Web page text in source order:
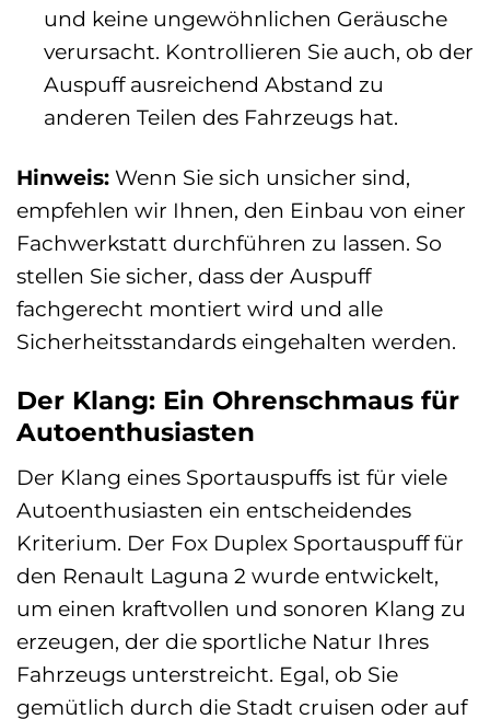
und keine ungewöhnlichen Geräusche
verursacht. Kontrollieren Sie auch, ob der
Auspuff ausreichend Abstand zu
anderen Teilen des Fahrzeugs hat.
Hinweis: Wenn Sie sich unsicher sind,
empfehlen wir Ihnen, den Einbau von einer
Fachwerkstatt durchführen zu lassen. So
stellen Sie sicher, dass der Auspuff
fachgerecht montiert wird und alle
Sicherheitsstandards eingehalten werden.
Der Klang: Ein Ohrenschmaus für
Autoenthusiasten
Der Klang eines Sportauspuffs ist für viele
Autoenthusiasten ein entscheidendes
Kriterium. Der Fox Duplex Sportauspuff für
den Renault Laguna 2 wurde entwickelt,
um einen kraftvollen und sonoren Klang zu
erzeugen, der die sportliche Natur Ihres
Fahrzeugs unterstreicht. Egal, ob Sie
gemütlich durch die Stadt cruisen oder auf